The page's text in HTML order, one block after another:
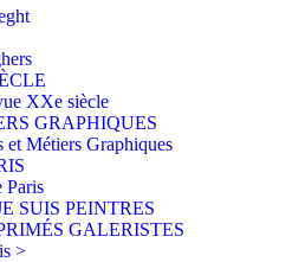
XXe siècle
GRAPHIQUES
et Métiers Graphiques
Paris
SUIS PEINTRES
GALERISTES
>